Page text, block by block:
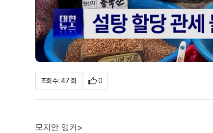
조회수 : 47 회 0
모지안 앵커>